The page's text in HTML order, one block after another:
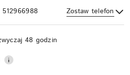
Zostaw telefon
Wyślij
48 godzin